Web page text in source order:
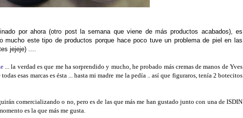
por ahora (otro post la semana que viene de más productos acabados), es
mucho este tipo de productos porque hace poco tuve un problema de piel en las
jejeje) ....
... la verdad es que me ha sorprendido y mucho, he probado más cremas de manos de Yves
esas marcas es ésta ... hasta mi madre me la pedía .. así que figuraros, tenía 2 botecitos
comercializando o no, pero es de las que más me han gustado junto con una de ISDIN
es la que más me gusta.